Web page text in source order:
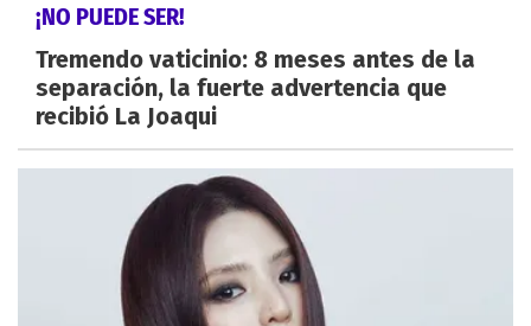
¡NO PUEDE SER!
Tremendo vaticinio: 8 meses antes de la
separación, la fuerte advertencia que
recibió La Joaqui